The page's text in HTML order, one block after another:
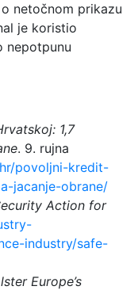
netočnom prikazu
je koristio
nepotpunu
1,7
. 9. rujna
povoljni-kredit-
jacanje-obrane/
Action for
industry/safe-
Europe’s